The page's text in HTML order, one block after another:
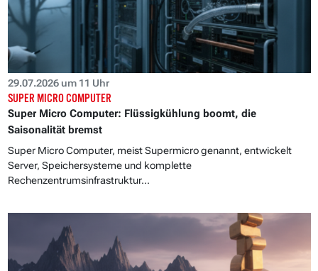
29.07.2026 um 11 Uhr
SUPER MICRO COMPUTER
Super Micro Computer: Flüssigkühlung boomt, die
Saisonalität bremst
Super Micro Computer, meist Supermicro genannt, entwickelt
Server, Speichersysteme und komplette
Rechenzentrumsinfrastruktur...